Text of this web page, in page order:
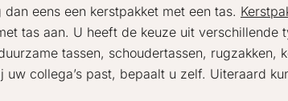
eens een kerstpakket met een tas.
tas aan. U heeft de keuze uit verschillende
tassen, schoudertassen, rugzakken,
uw collega’s past, bepaalt u zelf. Uiteraard